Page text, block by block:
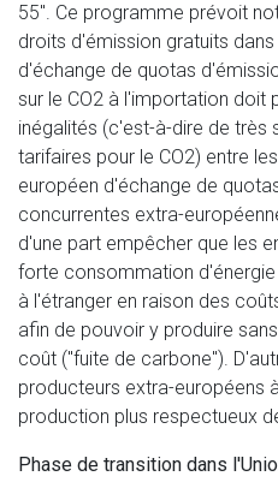
55". Ce programme prévoit
droits d'émission gratuits
d'échange de quotas
sur le CO2 à l'importation
inégalités (c'est-à-dire de très
tarifaires pour le CO2) entre
européen d'échange de
concurrentes extra-
d'une part empêcher que les
forte consommation
à l'étranger en raison des
afin de pouvoir y produire
coût ("fuite de carbone").
producteurs extra-européens
production plus respectueux
Phase de transition dans